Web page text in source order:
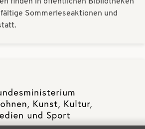
Sommerleseaktionen und